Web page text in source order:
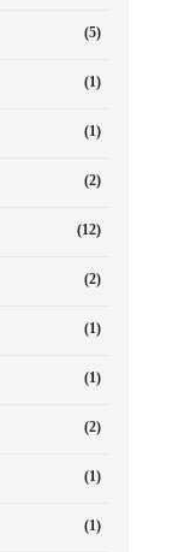
(5)
(1)
(1)
(2)
(12)
(2)
(1)
(1)
(2)
(1)
(1)